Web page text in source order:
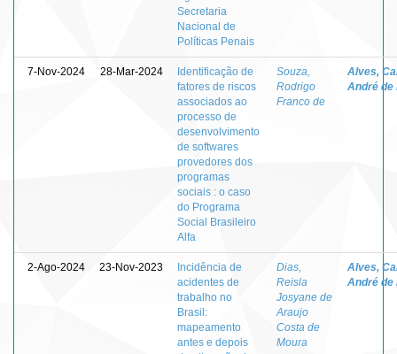
Secretaria
Nacional de
Políticas Penais
7-Nov-2024 28-Mar-2024
Identificação de
fatores de riscos
associados ao
processo de
desenvolvimento
de softwares
provedores dos
programas
sociais : o caso
do Programa
Social Brasileiro
Alfa
Souza,
Rodrigo
Franco de
Alves,
André de
2-Ago-2024 23-Nov-2023
Incidência de
acidentes de
trabalho no
Brasil:
mapeamento
antes e depois
Dias,
Reisla
Josyane de
Araujo
Costa de
Moura
Alves,
André de